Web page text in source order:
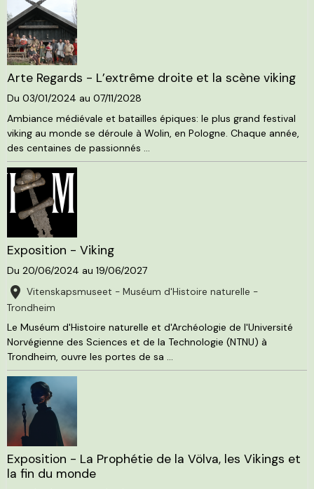
Arte Regards - L’extrême droite et la scène viking
Du 03/01/2024 au 07/11/2028
Ambiance médiévale et batailles épiques: le plus grand festival
viking au monde se déroule à Wolin, en Pologne. Chaque année,
des centaines de passionnés ...
Exposition - Viking
Du 20/06/2024 au 19/06/2027
Vitenskapsmuseet - Muséum d'Histoire naturelle -
Trondheim
Le Muséum d'Histoire naturelle et d'Archéologie de l'Université
Norvégienne des Sciences et de la Technologie (NTNU) à
Trondheim, ouvre les portes de sa ...
Exposition - La Prophétie de la Völva, les Vikings et
la fin du monde